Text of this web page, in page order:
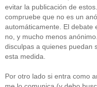
evitar la publicación de
compruebe que no es un
automáticamente. El debate
no, y mucho menos
disculpas a quienes puedan
esta medida.
Por otro lado si entra como